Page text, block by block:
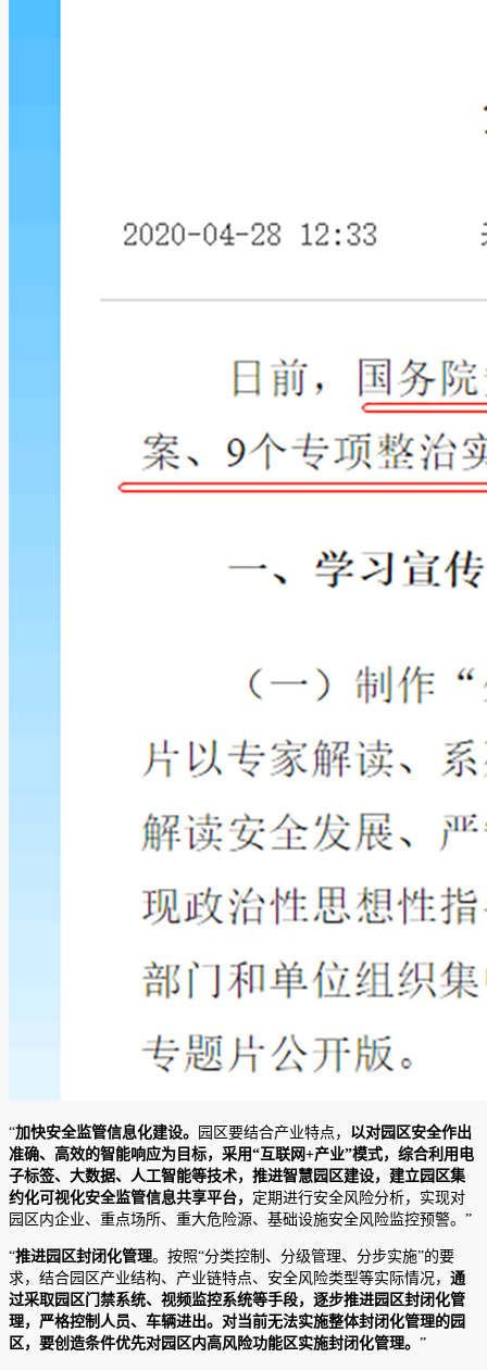
“加快安全监管信息化建设。 园区要结合产业特点， 以对园区安全作出
准确、高效的智能响应为目标，采用“互联网+产业”模式，综合利用电
子标签、大数据、人工智能等技术，推进智慧园区建设，建立园区集
约化可视化安全监管信息共享平台， 定期进行安全风险分析，实现对
园区内企业、重点场所、重大危险源、基础设施安全风险监控预警。”
“推进园区封闭化管理。按照“分类控制、分级管理、分步实施”的要
求，结合园区产业结构、产业链特点、安全风险类型等实际情况， 通
过采取园区门禁系统、视频监控系统等手段，逐步推进园区封闭化管
理，严格控制人员、车辆进出。对当前无法实施整体封闭化管理的园
区，要创造条件优先对园区内高风险功能区实施封闭化管理。 ”